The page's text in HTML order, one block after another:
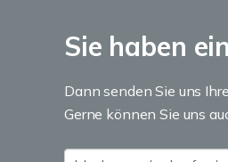
Sie haben
Dann senden Sie uns
Gerne können Sie uns